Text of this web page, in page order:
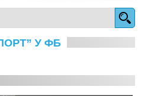
У ФБ